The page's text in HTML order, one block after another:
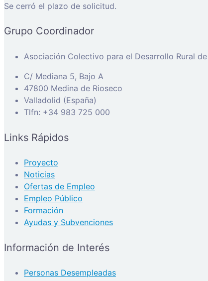
Se cerró el plazo de solicitud.
Grupo Coordinador
Asociación Colectivo para el Desarrollo Rural
C/ Mediana 5, Bajo A
47800 Medina de Rioseco
Valladolid (España)
Tlfn: +34 983 725 000
Links Rápidos
Proyecto
Noticias
Ofertas de Empleo
Empleo Público
Formación
Ayudas y Subvenciones
Información de Interés
Personas Desempleadas